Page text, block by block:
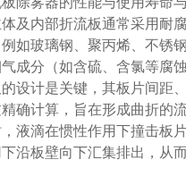
及内部折流板通常采用耐
如玻璃钢、聚丙烯、不锈
成分（如含硫、含氯等腐
设计是关键，其板片间距
确计算，旨在形成曲折的
液滴在惯性作用下撞击板
沿板壁向下汇集排出，从